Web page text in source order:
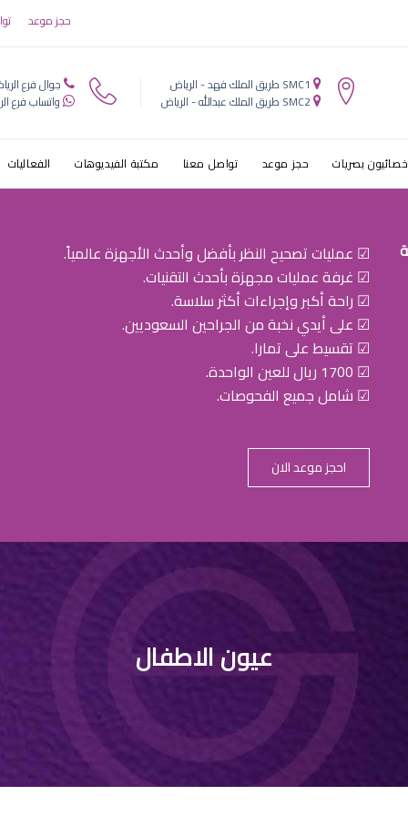
تحت حجز موعد
SMC1 طريق الملك فهد - الرياض
SMC2 طريق الملك عبدالله - الرياض
جوال فرع
واتساب فرع
بصريات حجز موعد تواصل معنا مكتبة الفيديوهات الفعاليات
☑ عمليات تصحيح النظر بأفضل وأحدث الأجهزة عالمياً.
☑ غرفة عمليات مجهزة بأحدث التقنيات.
☑ راحة أكبر وإجراءات أكثر سلاسة.
☑ على أيدي نخبة من الجراحين السعوديين.
☑ تقسيط على تمارا.
☑ 1700 ريال للعين الواحدة.
☑ شامل جميع الفحوصات.
احجز موعد الان
السوادالاطفال
عيون الاطفال